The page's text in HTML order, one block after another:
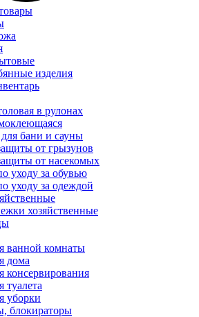
изделия
в рулонах
бани и сауны
от грызунов
от насекомых
уходу за обувью
уходу за одеждой
хозяйственные
ванной комнаты
дома
консервирования
туалета
уборки
блокираторы